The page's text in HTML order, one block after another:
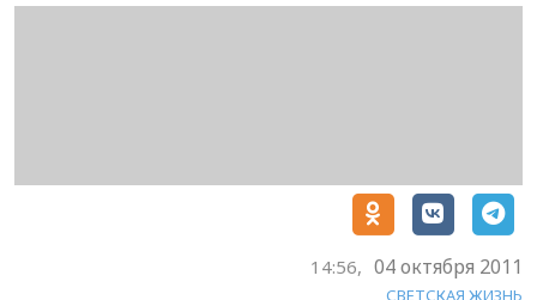
14:56, 04 октября 2011
СВЕТСКАЯ ЖИЗНЬ